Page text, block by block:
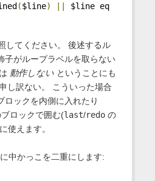
($line)
$line eq
してください。 後述するル
子がループラベルを取らない
動作しないということにも
し訳ない。 こういった場合
ロックを内側に入れたり
ロックで囲む(last/redoの
使えます。
中かっこを二重にします: